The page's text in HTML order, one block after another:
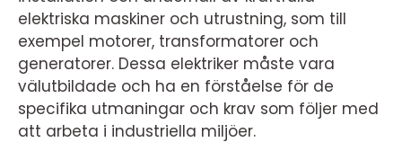
elektriska maskiner och utrustning, som till
exempel motorer, transformatorer och
generatorer. Dessa elektriker måste vara
välutbildade och ha en förståelse för de
specifika utmaningar och krav som följer med
att arbeta i industriella miljöer.